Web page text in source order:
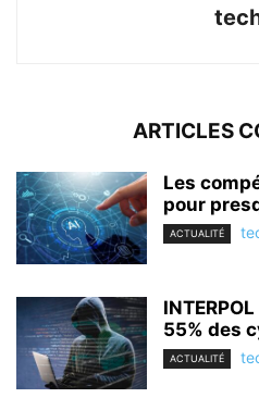
ARTICLES
Les
pour
ACTUALITÉ
55% des
ACTUALITÉ